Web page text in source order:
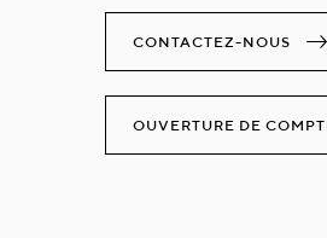
CONTACTEZ-NOUS
OUVERTURE DE